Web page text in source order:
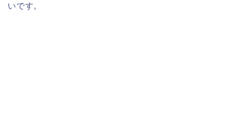
いです。